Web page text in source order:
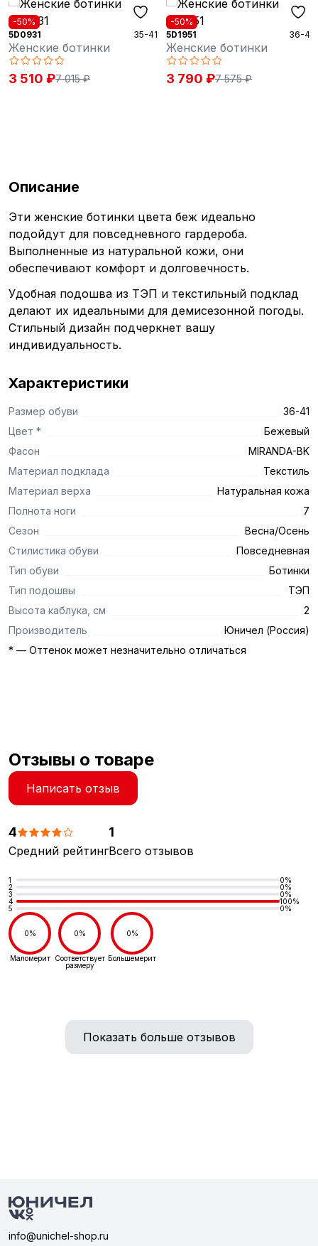
-50%
5D0931
35-41
Женские ботинки
3 510 ₽7 015 ₽
-50%
5D1951
36-42
Женские ботинки
3 790 ₽7 575 ₽
Описание
Эти женские ботинки цвета беж идеально
подойдут для повседневного гардероба.
Выполненные из натуральной кожи, они
обеспечивают комфорт и долговечность.
Удобная подошва из ТЭП и текстильный подклад
делают их идеальными для демисезонной погоды.
Стильный дизайн подчеркнет вашу
индивидуальность.
Характеристики
Размер обуви
36-41
Цвет *
Бежевый
Фасон
MIRANDA-BK
Материал подклада
Текстиль
Материал верха
Натуральная кожа
Полнота ноги
7
Сезон
Весна/Осень
Стилистика обуви
Повседневная
Тип обуви
Ботинки
Тип подошвы
ТЭП
Высота каблука, см
2
Производитель
Юничел (Россия)
* — Оттенок может незначительно отличаться
Отзывы о товаре
Написать отзыв
4
Средний рейтинг
1
Всего отзывов
1
0%
2
0%
3
0%
4
100%
5
0%
0%
Маломерит
0%
Соответствует
размеру
0%
Большемерит
Показать больше отзывов
info@unichel-shop.ru